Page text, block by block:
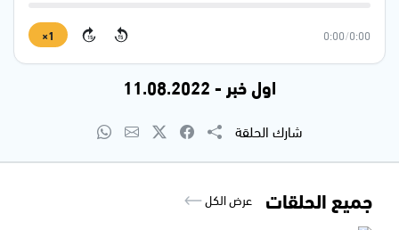
0:00
/
0:00
15
15
1×
اول خبر - 11.08.2022
شارك الحلقة
جميع الحلقات عرض الكل